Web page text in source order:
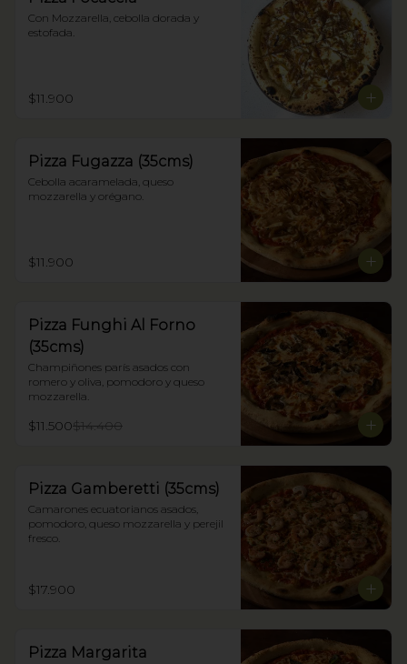
Con Mozzarella, cebolla dorada y
estofada.
$11.900
Pizza Fugazza (35cms)
Cebolla acaramelada, queso
mozzarella y orégano.
$11.900
Pizza Funghi Al Forno
(35cms)
Champiñones parís asados con
romero y oliva, pomodoro y queso
mozzarella.
$11.500$14.400
Pizza Gamberetti (35cms)
Camarones ecuatorianos asados,
pomodoro, queso mozzarella y perejil
fresco.
$17.900
Pizza Margarita